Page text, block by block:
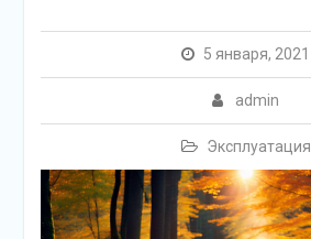
5 января, 2021
admin
Эксплуатация